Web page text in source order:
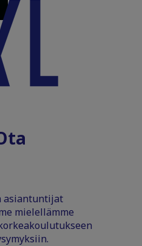
asiantuntijat
mielellämme